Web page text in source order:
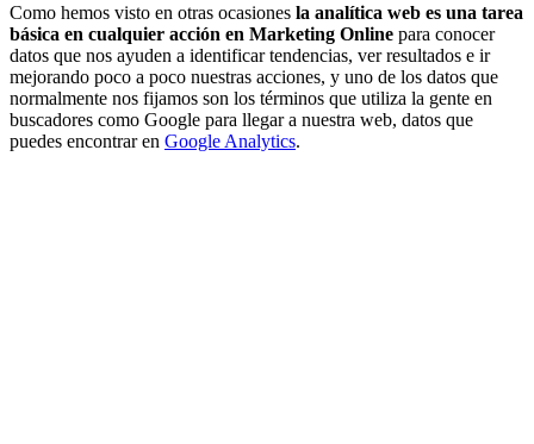
Como hemos visto en otras ocasiones la analítica web es una tarea
básica en cualquier acción en Marketing Online para conocer
datos que nos ayuden a identificar tendencias, ver resultados e ir
mejorando poco a poco nuestras acciones, y uno de los datos que
normalmente nos fijamos son los términos que utiliza la gente en
buscadores como Google para llegar a nuestra web, datos que
puedes encontrar en Google Analytics.